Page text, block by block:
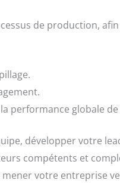
de production,
performance globale de
développer votre
compétents et
votre entreprise